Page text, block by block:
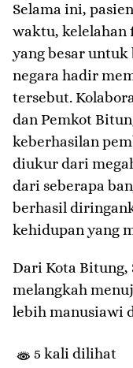
​Selama ini,
waktu, kelelahan
yang besar untuk
negara hadir
tersebut.
dan Pemkot
keberhasilan
diukur dari
dari seberapa
berhasil
kehidupan yang
​Dari Kota Bitung,
melangkah
lebih manusiawi
5 kali dilihat